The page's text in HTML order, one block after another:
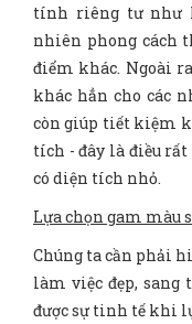
tính riêng tư như
nhiên phong cách
điểm khác. Ngoài
khác hẳn cho các
còn giúp tiết kiệm
tích - đây là điều
có diện tích nhỏ.
Lựa chọn gam màu
Chúng ta cần phải
làm việc đẹp,
được sự tinh tế khi